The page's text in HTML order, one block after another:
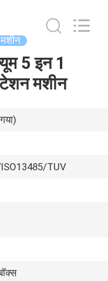
5 इन 1
मशीन
TUV